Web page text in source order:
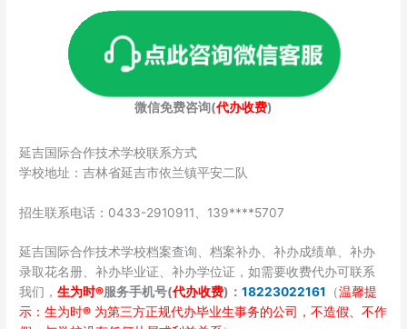
微信免费咨询(代办收费)
延吉国际合作技术学校联系方式
学校地址：吉林省延吉市依兰镇平安二队
招生联系电话：0433-2910911、139****5707
延吉国际合作技术学校档案查询、档案补办、补办成绩单、补办
录取花名册、补办毕业证、补办学位证，如需要收费代办可联系
我们，生为时®服务手机号(代办收费)：18223022161 （温馨提
示：生为时® 为第三方正规代办毕业生事务的公司，不造假、不作